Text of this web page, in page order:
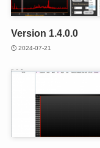
Version 1.4.0.0
2024-07-21